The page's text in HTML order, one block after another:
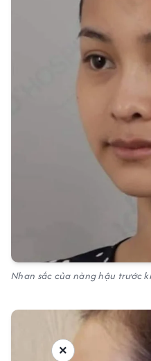
Nhan sắc của nàng hậu trước
×